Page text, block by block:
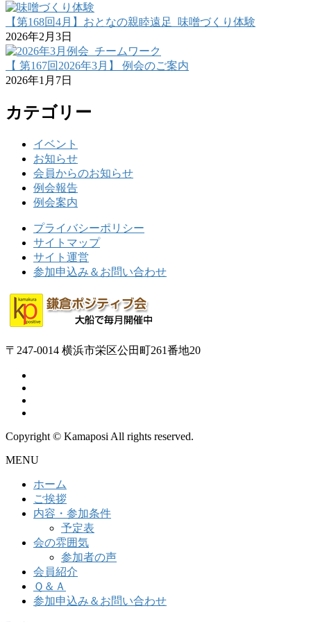
【第168回4月】おとなの親睦遠足_味噌づくり体験
2026年2月3日
【 第167回2026年3月】 例会のご案内
2026年1月7日
カテゴリー
イベント
お知らせ
会員からのお知らせ
例会報告
例会案内
プライバシーポリシー
サイトマップ
サイト運営
参加申込み＆お問い合わせ
〒247-0014 横浜市栄区公田町261番地20
Copyright © Kamaposi All rights reserved.
MENU
ホーム
ご挨拶
内容・参加条件
予定表
会の雰囲気
参加者の声
会員紹介
Ｑ＆Ａ
参加申込み＆お問い合わせ